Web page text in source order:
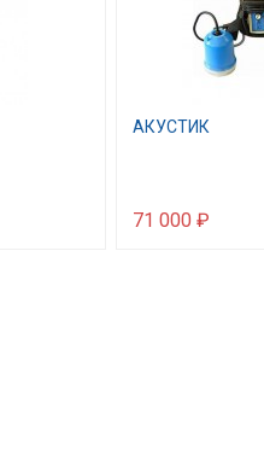
АКУСТИК
71 000 ₽